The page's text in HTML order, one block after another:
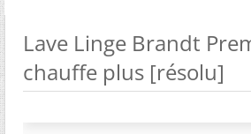
Lave Linge Brandt
chauffe plus [résolu]